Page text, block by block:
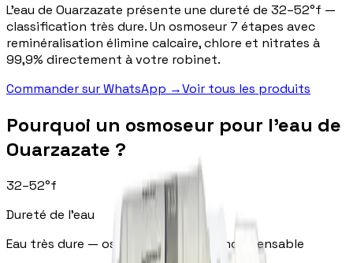
L'eau de Ouarzazate présente une dureté de 32–52°f —
classification très dure. Un osmoseur 7 étapes avec
reminéralisation élimine calcaire, chlore et nitrates à
99,9% directement à votre robinet.
Commander sur WhatsApp →Voir tous les produits
Pourquoi un osmoseur pour l'eau de
Ouarzazate ?
32–52°f
Dureté de l'eau
Eau très dure — osmoseur 7 étapes indispensable